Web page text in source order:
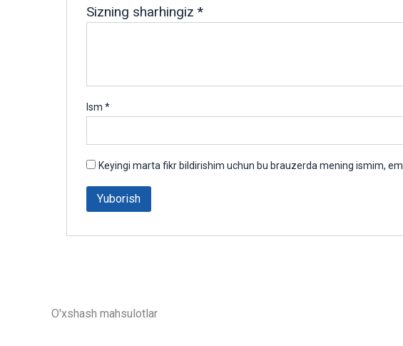
Sizning sharhingiz *
Ism *
Keyingi marta fikr bildirishim uchun bu brauzerda mening ismim,
O'xshash mahsulotlar